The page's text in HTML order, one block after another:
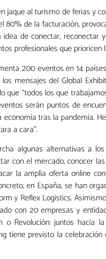
jaque al turismo de ferias y
de la facturación,
de conectar, reconectar
profesionales que
200 eventos en 14
mensajes del Global
que “todos los que
serán puntos de
tras la pandemia.
a cara”.
algunas alternativas a
con el mercado, conocer
la amplia oferta online
en España, se han
y Reflex Logistics.
con 20 empresas y
o Revolución: juntos
tiene previsto la